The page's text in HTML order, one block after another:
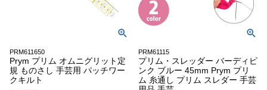
PRM611650
Prym プリム オムニグリット定
規 ものさし 手芸用 パッチワー
クキルト
PRM61115
プリム・スレッダー バーディピ
ンク ブルー 45mm Prym プリ
ム 糸通し プリム スレダー 手芸